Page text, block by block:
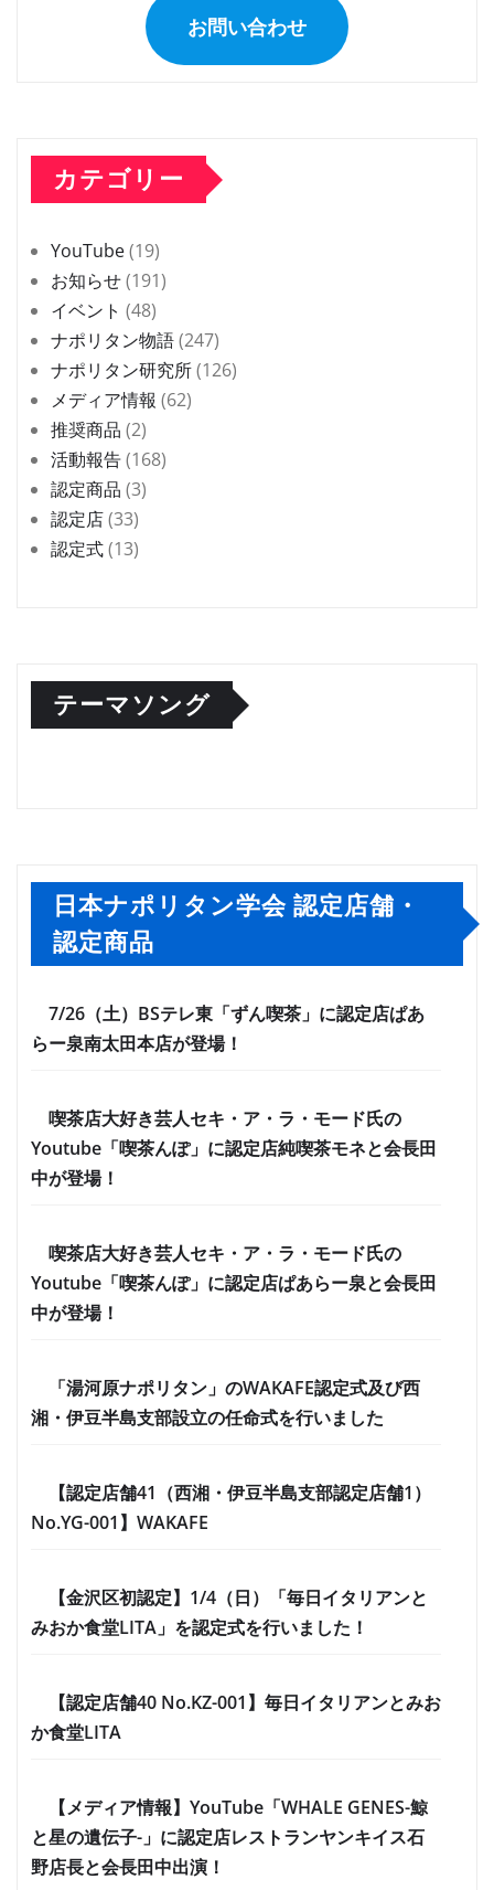
お問い合わせ
カテゴリー
YouTube(19)
お知らせ(191)
イベント (48)
ナポリタン物語(247)
ナポリタン研究所(126)
メディア情報 (62)
推奨商品 (2)
活動報告(168)
認定商品 (3)
認定店(33)
認定式(13)
テーマソング
日本ナポリタン学会 認定店舗・
認定商品
7/26（土）BSテレ東「ずん喫茶」に認定店ぱあ
らー泉南太田本店が登場！
喫茶店大好き芸人セキ・ア・ラ・モード氏の
Youtube「喫茶んぽ」に認定店純喫茶モネと会長田
中が登場！
喫茶店大好き芸人セキ・ア・ラ・モード氏の
Youtube「喫茶んぽ」に認定店ぱあらー泉と会長田
中が登場！
「湯河原ナポリタン」のWAKAFE認定式及び西
湘・伊豆半島支部設立の任命式を行いました
【認定店舗41（西湘・伊豆半島支部認定店舗1）
No.YG-001】WAKAFE
【金沢区初認定】1/4（日）「毎日イタリアンと
みおか食堂LITA」を認定式を行いました！
【認定店舗40 No.KZ-001】毎日イタリアンとみお
か食堂LITA
【メディア情報】YouTube「WHALE GENES-鯨
と星の遺伝子-」に認定店レストランヤンキイス石
野店長と会長田中出演！